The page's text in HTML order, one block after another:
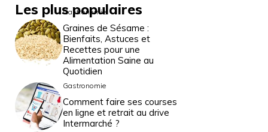
Les plus populaires
Gastronomie
Graines de Sésame :
Bienfaits, Astuces et
Recettes pour une
Alimentation Saine au
Quotidien
Gastronomie
Comment faire ses courses
en ligne et retrait au drive
Intermarché ?